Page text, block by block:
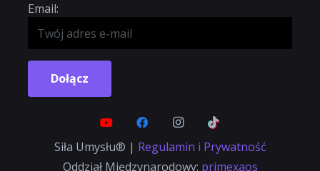
Email:
Dołącz
Siła Umysłu® | Regulamin i Prywatność
Oddział Międzynarodowy: primexaos